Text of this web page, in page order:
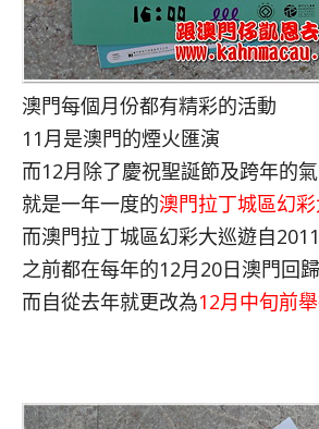
澳門每個月份都有精彩的活動
11月是澳門的煙火匯演
而12月除了慶祝聖誕節及跨年的
就是一年一度的澳門拉丁城區幻
而澳門拉丁城區幻彩大巡遊自
之前都在每年的12月20日澳門回
而自從去年就更改為12月中旬前